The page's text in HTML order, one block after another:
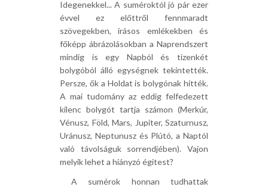
Idegenekkel... A suméroktól jó pár ezer
évvel ez előttről fennmaradt
szövegekben, írásos emlékekben és
főképp ábrázolásokban a Naprendszert
mindig is egy Napból és tizenkét
bolygóból álló egységnek tekintették.
Persze, ők a Holdat is bolygónak hitték.
A mai tudomány az eddig felfedezett
kilenc bolygót tartja számon (Merkúr,
Vénusz, Föld, Mars, Jupiter, Szaturnusz,
Uránusz, Neptunusz és Plútó, a Naptól
való távolságuk sorrendjében). Vajon
melyik lehet a hiányzó égitest?
 A sumérok honnan tudhattak